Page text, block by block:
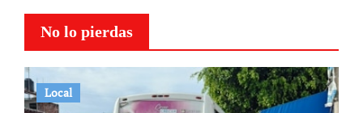
No lo pierdas
Local